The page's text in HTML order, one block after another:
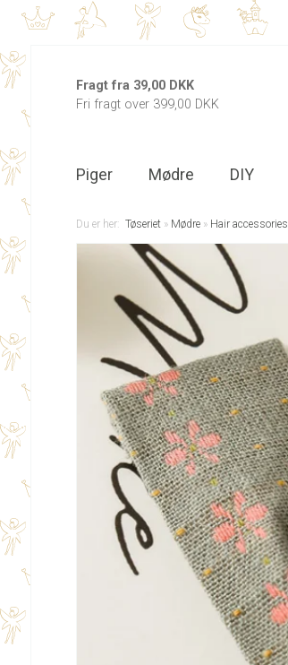
Fragt fra 39,00 DKK
Fri fragt over 399,00 DKK
Piger Mødre DIY
Du er her: Tøseriet» Mødre» Hair accessories